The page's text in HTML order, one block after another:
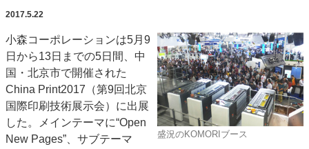
デジタル印刷
印刷通販
SDGs・地域
ポストプレス ビジネス イベント 信用情報
業界
市場・統計
人事・移転・異動・訃報
特集記事カテゴリー一覧
特集・デジタル印刷 アイデアで勝負！ ～多様なビジネス・多彩な商材～
JAPAN PACK 2023 特集
中古印刷機・製本機特集
2017.5.22
盛況のKOMORIブース
小森コーポレーションは5月9
日から13日までの5日間、中
国・北京市で開催された
China Print2017（第9回北京
国際印刷技術展示会）に出展
した。メインテーマに“Open
New Pages”、サブテーマ